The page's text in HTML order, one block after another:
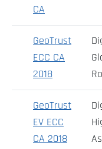
CA
GeoTrust
ECC CA
2018
GeoTrust
EV ECC
CA 2018